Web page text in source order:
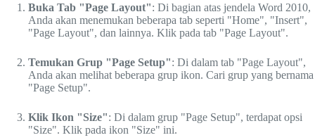
Buka Tab "Page Layout": Di bagian atas jendela Word 2010,
Anda akan menemukan beberapa tab seperti "Home", "Insert",
"Page Layout", dan lainnya. Klik pada tab "Page Layout".
Temukan Grup "Page Setup": Di dalam tab "Page Layout",
Anda akan melihat beberapa grup ikon. Cari grup yang bernama
"Page Setup".
Klik Ikon "Size": Di dalam grup "Page Setup", terdapat opsi
"Size". Klik pada ikon "Size" ini.